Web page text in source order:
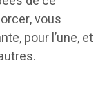
vous
pour l’une, et